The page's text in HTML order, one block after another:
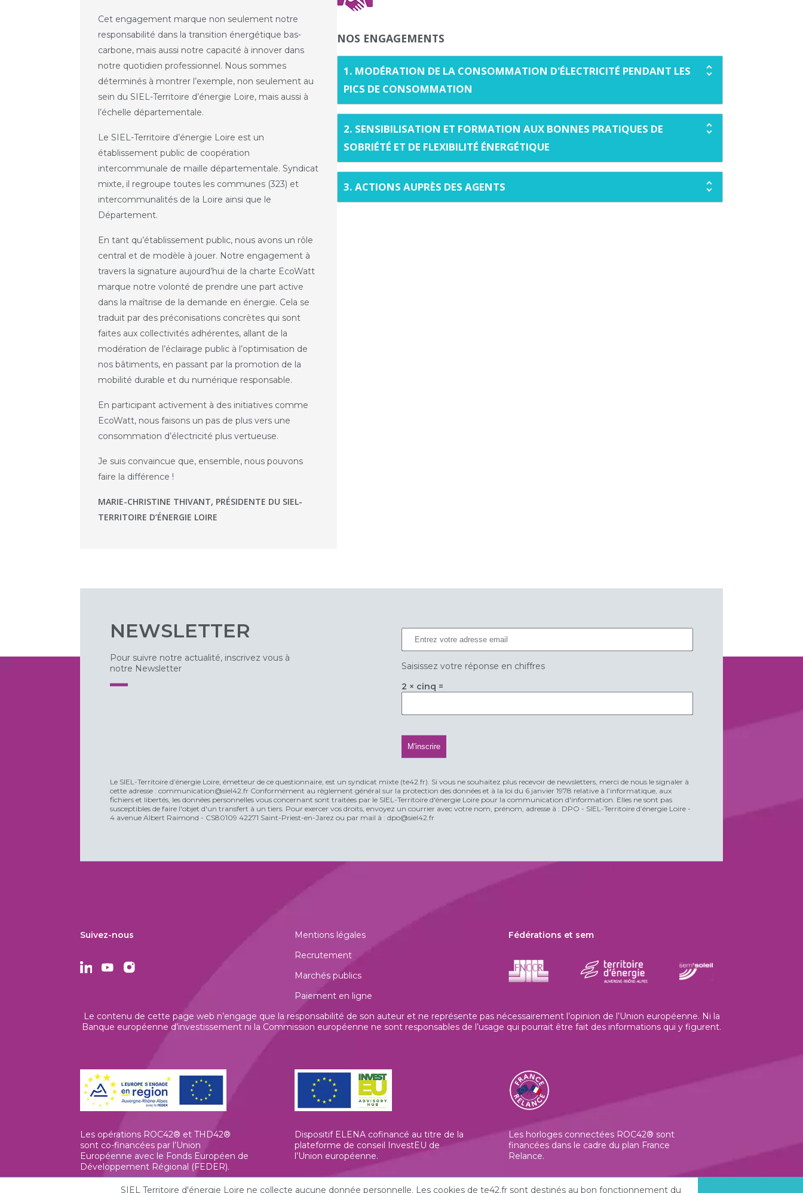
Cet engagement marque non seulement notre
responsabilité dans la transition énergétique bas-
carbone, mais aussi notre capacité à innover dans
notre quotidien professionnel. Nous sommes
déterminés à montrer l’exemple, non seulement au
sein du SIEL-Territoire d’énergie Loire, mais aussi à
l’échelle départementale.
Le SIEL-Territoire d’énergie Loire est un
établissement public de coopération
intercommunale de maille départementale. Syndicat
mixte, il regroupe toutes les communes (323) et
intercommunalités de la Loire ainsi que le
Département.
En tant qu’établissement public, nous avons un rôle
central et de modèle à jouer. Notre engagement à
travers la signature aujourd’hui de la charte EcoWatt
marque notre volonté de prendre une part active
dans la maîtrise de la demande en énergie. Cela se
traduit par des préconisations concrètes qui sont
faites aux collectivités adhérentes, allant de la
modération de l’éclairage public à l’optimisation de
nos bâtiments, en passant par la promotion de la
mobilité durable et du numérique responsable.
En participant activement à des initiatives comme
EcoWatt, nous faisons un pas de plus vers une
consommation d’électricité plus vertueuse.
Je suis convaincue que, ensemble, nous pouvons
faire la différence !
MARIE-CHRISTINE THIVANT, PRÉSIDENTE DU SIEL-
TERRITOIRE D’ÉNERGIE LOIRE
NOS ENGAGEMENTS
1. MODÉRATION DE LA CONSOMMATION D'ÉLECTRICITÉ PENDANT LES
PICS DE CONSOMMATION
2. SENSIBILISATION ET FORMATION AUX BONNES PRATIQUES DE
SOBRIÉTÉ ET DE FLEXIBILITÉ ÉNERGÉTIQUE
3. ACTIONS AUPRÈS DES AGENTS
NEWSLETTER
Pour suivre notre actualité, inscrivez vous à
notre Newsletter
Saisissez votre réponse en chiffres
2 × cinq =
Le SIEL-Territoire d’énergie Loire, émetteur de ce questionnaire, est un syndicat mixte (te42.fr). Si vous ne souhaitez plus recevoir de newsletters, merci de nous le signaler à
cette adresse : communication@siel42.fr Conformément au règlement général sur la protection des données et à la loi du 6 janvier 1978 relative à l’informatique, aux
fichiers et libertés, les données personnelles vous concernant sont traitées par le SIEL-Territoire d'énergie Loire pour la communication d'information. Elles ne sont pas
susceptibles de faire l'objet d'un transfert à un tiers. Pour exercer vos droits, envoyez un courrier avec votre nom, prénom, adresse à : DPO - SIEL-Territoire d’énergie Loire -
4 avenue Albert Raimond - CS80109 42271 Saint-Priest-en-Jarez ou par mail à : dpo@siel42.fr
Suivez-nous
Mentions légales
Recrutement
Marchés publics
Paiement en ligne
Fédérations et sem
Le contenu de cette page web n’engage que la responsabilité de son auteur et ne représente pas nécessairement l’opinion de l’Union européenne. Ni la
Banque européenne d’investissement ni la Commission européenne ne sont responsables de l’usage qui pourrait être fait des informations qui y figurent.
Les opérations ROC42® et THD42®
sont co-financées par l’Union
Européenne avec le Fonds Européen de
Développement Régional (FEDER).
Dispositif ELENA cofinancé au titre de la
plateforme de conseil InvestEU de
l’Union européenne.
Les horloges connectées ROC42® sont
financées dans le cadre du plan France
Relance.
SIEL Territoire d'énergie Loire ne collecte aucune donnée personnelle. Les cookies de te42.fr sont destinés au bon fonctionnement du